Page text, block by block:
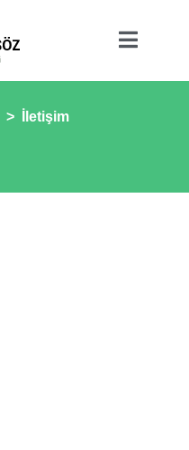
> İletişim